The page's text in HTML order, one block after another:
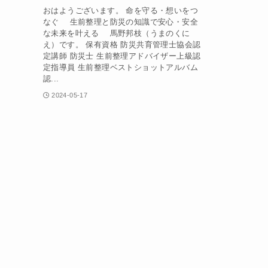
おはようございます。 命を守る・想いをつ
なぐ 生前整理と防災の知識で安心・安全
な未来を叶える 馬野邦枝（うまのくに
え）です。 保有資格 防災共育管理士協会認
定講師 防災士 生前整理アドバイザー上級認
定指導員 生前整理ベストショットアルバム
認...
2024-05-17